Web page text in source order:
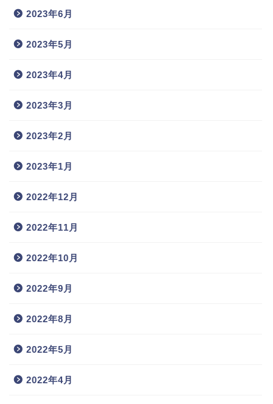
2023年6月
2023年5月
2023年4月
2023年3月
2023年2月
2023年1月
2022年12月
2022年11月
2022年10月
2022年9月
2022年8月
2022年5月
2022年4月